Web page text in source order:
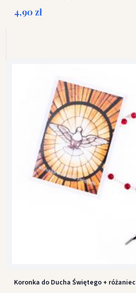
4,90 zł
Koronka do Ducha Świętego + różaniec